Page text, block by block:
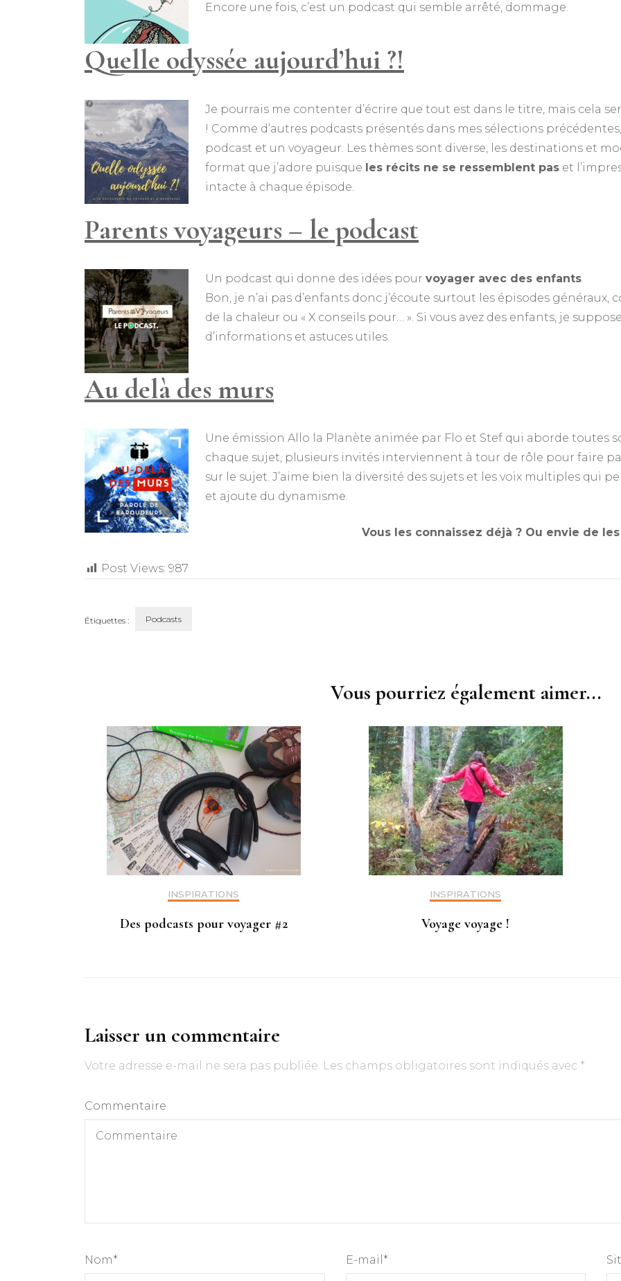
Encore une fois, c’est un podcast qui semble arrêté, dommage.
Quelle odyssée aujourd’hui ?!
Je pourrais me contenter d’écrire que tout est dans le titre, mais cela
! Comme d’autres podcasts présentés dans mes sélections
podcast et un voyageur. Les thèmes sont diverse, les destinations et
format que j’adore puisque les récits ne se ressemblent pas et
intacte à chaque épisode.
Parents voyageurs – le podcast
Un podcast qui donne des idées pour voyager avec des enfants
Bon, je n’ai pas d’enfants donc j’écoute surtout les épisodes
de la chaleur ou « X conseils pour… ». Si vous avez des enfants, je
d’informations et astuces utiles.
Au delà des murs
Une émission Allo la Planète animée par Flo et Stef qui aborde toutes
chaque sujet, plusieurs invités interviennent à tour de rôle pour faire
sur le sujet. J’aime bien la diversité des sujets et les voix multiples qui
et ajoute du dynamisme.
Vous les connaissez déjà ? Ou envie de
Post Views: 987
Étiquettes : Podcasts
Vous pourriez également aimer...
INSPIRATIONS
Des podcasts pour voyager #2
INSPIRATIONS
Voyage voyage !
Laisser un commentaire
Votre adresse e-mail ne sera pas publiée. Les champs obligatoires sont indiqués avec *
Commentaire
Nom* E-mail *